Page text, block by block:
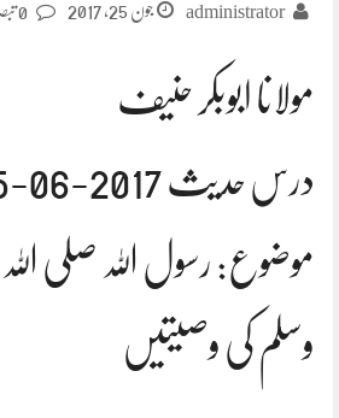
administrator جون 25, 2017
مولانا ابوبکر حنیف
درس حدیث 2017-06-25
موضوع: رسول اللہ صلی اللہ
وسلم کی وصیتیں